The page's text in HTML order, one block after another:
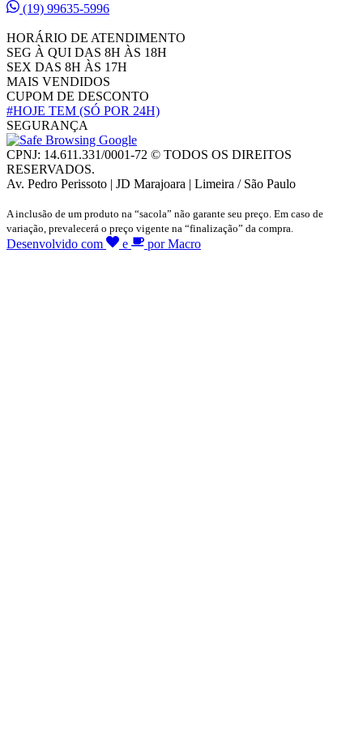
(19) 99635-5996
HORÁRIO DE ATENDIMENTO
SEG À QUI DAS 8H ÀS 18H
SEX DAS 8H ÀS 17H
MAIS VENDIDOS
CUPOM DE DESCONTO
#HOJE TEM (SÓ POR 24H)
SEGURANÇA
CPNJ: 14.611.331/0001-72 © TODOS OS DIREITOS
RESERVADOS.
Av. Pedro Perissoto | JD Marajoara | Limeira / São Paulo
A inclusão de um produto na “sacola” não garante seu preço. Em caso de
variação, prevalecerá o preço vigente na “finalização” da compra.
Desenvolvido com e por Macro